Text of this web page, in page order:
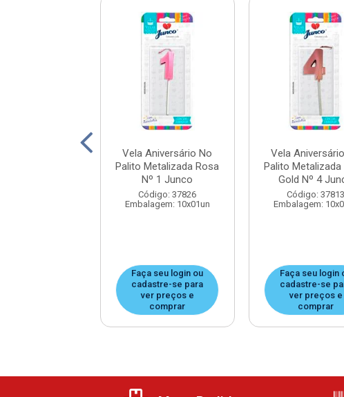
Vela Aniversário No
Palito Metalizada Rosa
Nº 1 Junco
Código: 37826
Embalagem: 10x01un
Faça seu login ou
cadastre-se para
ver preços e
comprar
Vela
Palito Metalizada
Gold Nº 4
Código: 37813
Embalagem:
Faça seu login
cadastre-se
ver preços e
comprar